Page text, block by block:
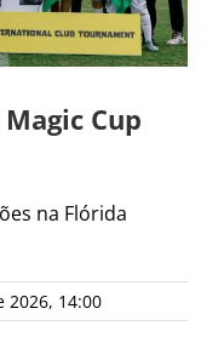
Cup
na Flórida
2026, 14:00